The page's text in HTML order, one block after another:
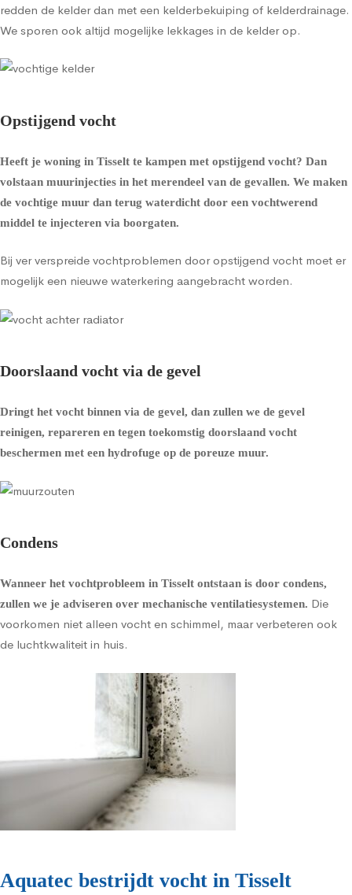
redden de kelder dan met een kelderbekuiping of kelderdrainage.
We sporen ook altijd mogelijke lekkages in de kelder op.
Opstijgend vocht
Heeft je woning in Tisselt te kampen met opstijgend vocht? Dan
volstaan muurinjecties in het merendeel van de gevallen. We maken
de vochtige muur dan terug waterdicht door een vochtwerend
middel te injecteren via boorgaten.
Bij ver verspreide vochtproblemen door opstijgend vocht moet er
mogelijk een nieuwe waterkering aangebracht worden.
Doorslaand vocht via de gevel
Dringt het vocht binnen via de gevel, dan zullen we de gevel
reinigen, repareren en tegen toekomstig doorslaand vocht
beschermen met een hydrofuge op de poreuze muur.
Condens
Wanneer het vochtprobleem in Tisselt ontstaan is door condens,
zullen we je adviseren over mechanische ventilatiesystemen. Die
voorkomen niet alleen vocht en schimmel, maar verbeteren ook
de luchtkwaliteit in huis.
Aquatec bestrijdt vocht in Tisselt